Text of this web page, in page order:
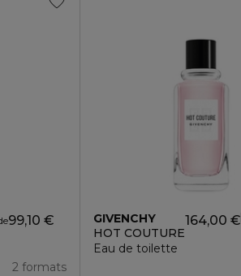
99,10 €
2 formats
GIVENCHY
HOT COUTURE
Eau de toilette
164,00 €